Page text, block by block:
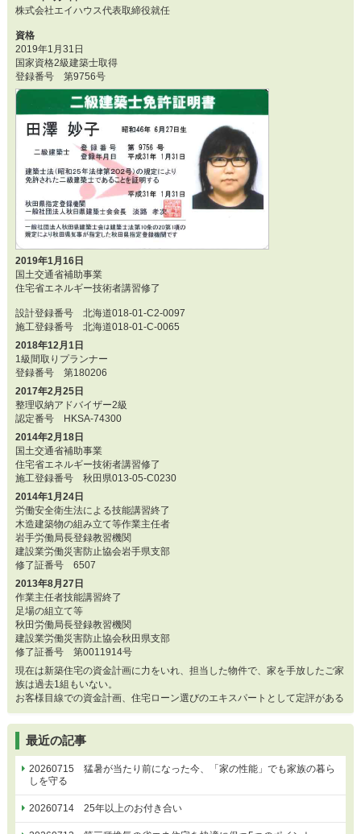
株式会社エイハウス代表取締役就任
資格
2019年1月31日
国家資格2級建築士取得
登録番号 第9756号
2019年1月16日
国土交通省補助事業
住宅省エネルギー技術者講習修了
設計登録番号 北海道018-01-C2-0097
施工登録番号 北海道018-01-C-0065
2018年12月1日
1級間取りプランナー
登録番号 第180206
2017年2月25日
整理収納アドバイザー2級
認定番号 HKSA-74300
2014年2月18日
国土交通省補助事業
住宅省エネルギー技術者講習修了
施工登録番号 秋田県013-05-C0230
2014年1月24日
労働安全衛生法による技能講習終了
木造建築物の組み立て等作業主任者
岩手労働局長登録教習機関
建設業労働災害防止協会岩手県支部
修了証番号 6507
2013年8月27日
作業主任者技能講習終了
足場の組立て等
秋田労働局長登録教習機関
建設業労働災害防止協会秋田県支部
修了証番号 第0011914号
現在は新築住宅の資金計画に力をいれ、担当した物件で、家を手放したご家
族は過去1組もいない。
お客様目線での資金計画、住宅ローン選びのエキスパートとして定評がある
最近の記事
20260715 猛暑が当たり前になった今、「家の性能」でも家族の暮ら
しを守る
20260714 25年以上のお付き合い